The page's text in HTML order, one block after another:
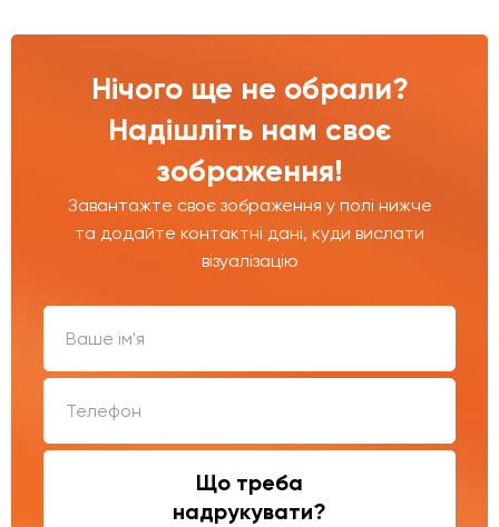
Нічого ще не обрали?
Надішліть нам своє
зображення!
Завантажте своє зображення у полі нижче
та додайте контактні дані, куди вислати
візуалізацію
Що треба
надрукувати?